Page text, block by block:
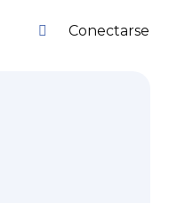
Conectarse